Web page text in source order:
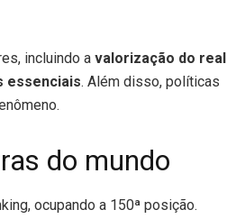
incluindo a valorização do real
essenciais. Além disso, políticas
do mundo
ocupando a 150ª posição.